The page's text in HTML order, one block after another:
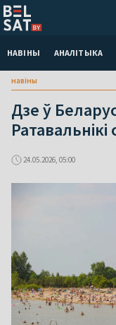
НАВІНЫ АНАЛІТЫКА
навіны
Дзе ў
24.05.2026, 05:00